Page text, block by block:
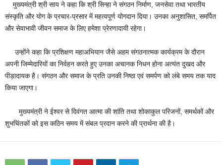
मुख्यमंत्री श्री साय ने कहा कि श्री सिन्हा ने संगठन निर्माण, जनसेवा तथा भारतीय
संस्कृति और योग के प्रचार-प्रसार में महत्वपूर्ण योगदान दिया। उनका अनुशासित, समर्पित
और सेवाभावी जीवन समाज के लिए हमेशा प्रेरणादायी रहेगा।
उन्होंने कहा कि प्रशिक्षण महाअभियान जैसे अहम संगठनात्मक कार्यक्रम के दौरान
अपनी जिम्मेदारियों का निर्वहन करते हुए उनका अचानक निधन होना अत्यंत दुखद और
पीड़ादायक है। संगठन और समाज के प्रति उनकी निष्ठा एवं समर्पण को लंबे समय तक याद
किया जाएगा।
मुख्यमंत्री ने ईश्वर से दिवंगत आत्मा की शांति तथा शोकाकुल परिजनों, समर्थकों और
शुभचिंतकों को इस कठिन समय में संबल प्रदान करने की प्रार्थना की है।